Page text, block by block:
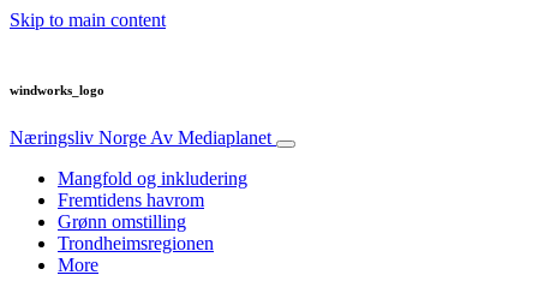
Skip to main content
windworks_logo
Næringsliv Norge Av Mediaplanet
Mangfold og inkludering
Fremtidens havrom
Grønn omstilling
Trondheimsregionen
More